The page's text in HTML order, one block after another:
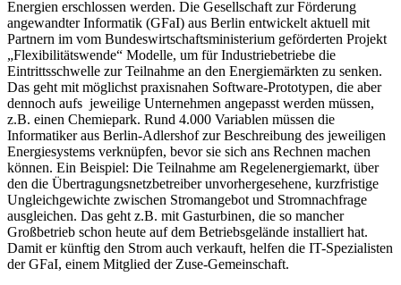
Energien erschlossen werden. Die Gesellschaft zur Förderung
angewandter Informatik (GFaI) aus Berlin entwickelt aktuell mit
Partnern im vom Bundeswirtschaftsministerium geförderten Projekt
„Flexibilitätswende“ Modelle, um für Industriebetriebe die
Eintrittsschwelle zur Teilnahme an den Energiemärkten zu senken.
Das geht mit möglichst praxisnahen Software-Prototypen, die aber
dennoch aufs jeweilige Unternehmen angepasst werden müssen,
z.B. einen Chemiepark. Rund 4.000 Variablen müssen die
Informatiker aus Berlin-Adlershof zur Beschreibung des jeweiligen
Energiesystems verknüpfen, bevor sie sich ans Rechnen machen
können. Ein Beispiel: Die Teilnahme am Regelenergiemarkt, über
den die Übertragungsnetzbetreiber unvorhergesehene, kurzfristige
Ungleichgewichte zwischen Stromangebot und Stromnachfrage
ausgleichen. Das geht z.B. mit Gasturbinen, die so mancher
Großbetrieb schon heute auf dem Betriebsgelände installiert hat.
Damit er künftig den Strom auch verkauft, helfen die IT-Spezialisten
der GFaI, einem Mitglied der Zuse-Gemeinschaft.